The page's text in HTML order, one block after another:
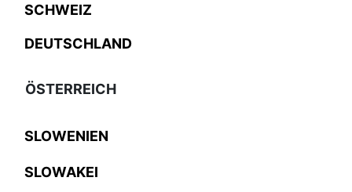
SCHWEIZ
DEUTSCHLAND
ÖSTERREICH
SLOWENIEN
SLOWAKEI